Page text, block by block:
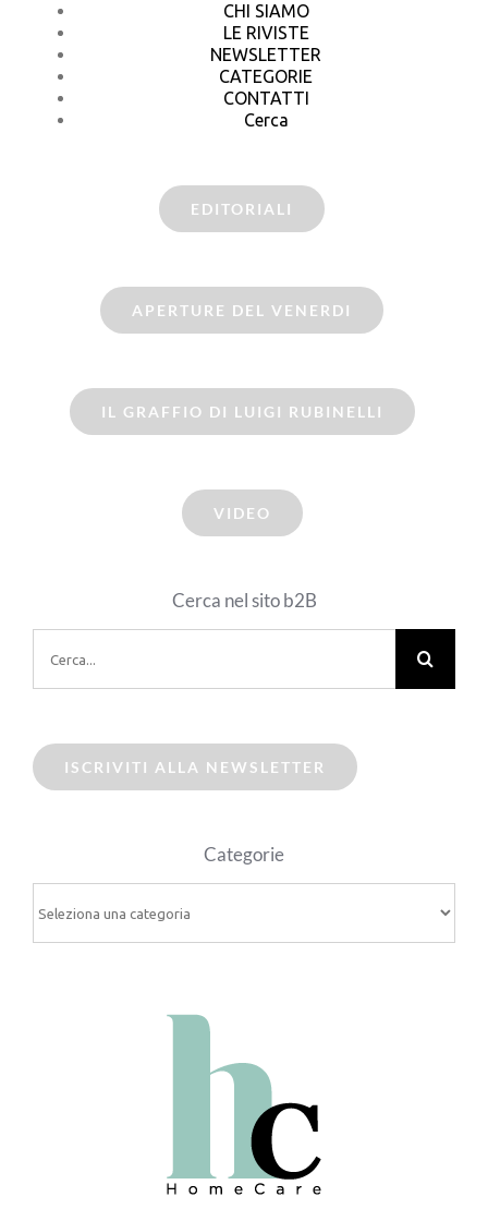
CHI SIAMO
LE RIVISTE
NEWSLETTER
CATEGORIE
CONTATTI
Cerca
EDITORIALI
APERTURE DEL VENERDI
IL GRAFFIO DI LUIGI RUBINELLI
VIDEO
Cerca nel sito b2B
per:
ISCRIVITI ALLA NEWSLETTER
Categorie